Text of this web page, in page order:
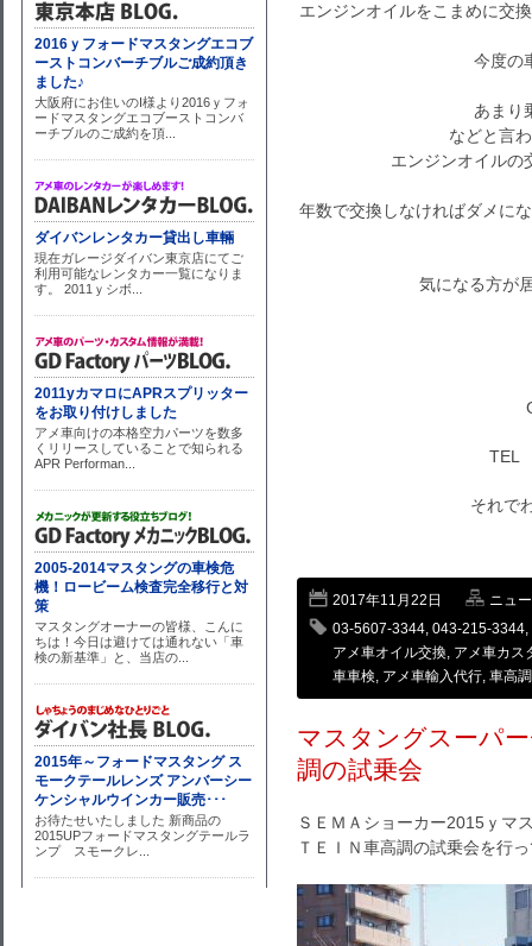
エンジンオイルをこまめに交
今度の
あまり
などと言
エンジンオイルの
年数で交換しなければダメに
気になる方が
TEL
それで
2017年11月22日
ニュ
03-5607-3344, 043-215-3344,
アメ車オイル交換, アメ車カス
車車検, アメ車輸入代行, 車高調
マスタングスーパ
調の試乗会
ＳＥＭＡショーカー2015ｙマ
ＴＥＩＮ車高調の試乗会を行